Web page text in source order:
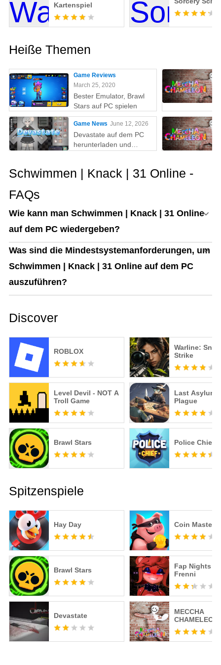
Kartenspiel
Heiße Themen
Game Reviews
March 25, 2020
Bester Emulator, Brawl
Stars auf PC spielen
Game News June 12, 2026
Devastate auf dem PC
herunterladen und
Play
Schwimmen | Knack | 31 Online -
FAQs
Wie kann man Schwimmen | Knack | 31 Online
auf dem PC wiedergeben?
Was sind die Mindestsystemanforderungen, um
Schwimmen | Knack | 31 Online auf dem PC
auszuführen?
Discover
ROBLOX
Warline:
Strike
Level Devil - NOT A
Troll Game
Last Asylum:
Plague
Brawl Stars Police Chief
Spitzenspiele
Hay Day
Brawl Stars
Devastate
Coin Master
Fap Nights at
Frenni
MECCHA
CHAMELEON